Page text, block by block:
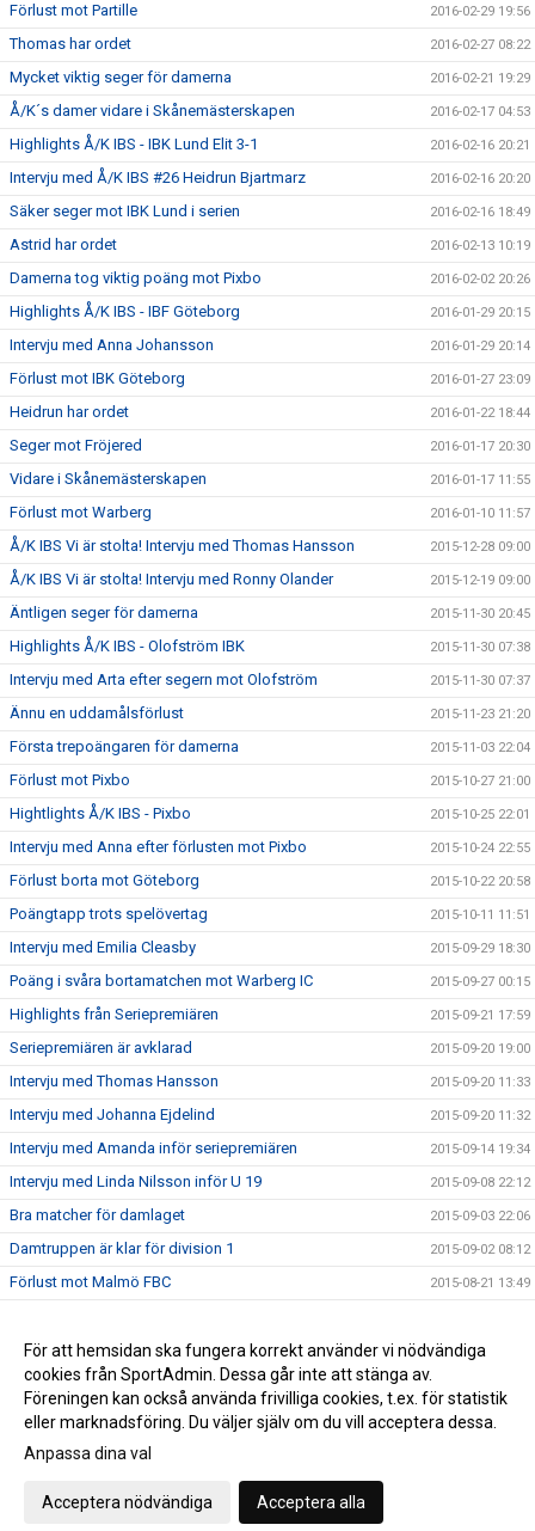
Förlust mot Partille 2016-02-29 19:56
Thomas har ordet 2016-02-27 08:22
Mycket viktig seger för damerna 2016-02-21 19:29
Å/K´s damer vidare i Skånemästerskapen 2016-02-17 04:53
Highlights Å/K IBS - IBK Lund Elit 3-1 2016-02-16 20:21
Intervju med Å/K IBS #26 Heidrun Bjartmarz 2016-02-16 20:20
Säker seger mot IBK Lund i serien 2016-02-16 18:49
Astrid har ordet 2016-02-13 10:19
Damerna tog viktig poäng mot Pixbo 2016-02-02 20:26
Highlights Å/K IBS - IBF Göteborg 2016-01-29 20:15
Intervju med Anna Johansson 2016-01-29 20:14
Förlust mot IBK Göteborg 2016-01-27 23:09
Heidrun har ordet 2016-01-22 18:44
Seger mot Fröjered 2016-01-17 20:30
Vidare i Skånemästerskapen 2016-01-17 11:55
Förlust mot Warberg 2016-01-10 11:57
Å/K IBS Vi är stolta! Intervju med Thomas Hansson 2015-12-28 09:00
Å/K IBS Vi är stolta! Intervju med Ronny Olander 2015-12-19 09:00
Äntligen seger för damerna 2015-11-30 20:45
Highlights Å/K IBS - Olofström IBK 2015-11-30 07:38
Intervju med Arta efter segern mot Olofström 2015-11-30 07:37
Ännu en uddamålsförlust 2015-11-23 21:20
Första trepoängaren för damerna 2015-11-03 22:04
Förlust mot Pixbo 2015-10-27 21:00
Hightlights Å/K IBS - Pixbo 2015-10-25 22:01
Intervju med Anna efter förlusten mot Pixbo 2015-10-24 22:55
Förlust borta mot Göteborg 2015-10-22 20:58
Poängtapp trots spelövertag 2015-10-11 11:51
Intervju med Emilia Cleasby 2015-09-29 18:30
Poäng i svåra bortamatchen mot Warberg IC 2015-09-27 00:15
Highlights från Seriepremiären 2015-09-21 17:59
Seriepremiären är avklarad 2015-09-20 19:00
Intervju med Thomas Hansson 2015-09-20 11:33
Intervju med Johanna Ejdelind 2015-09-20 11:32
Intervju med Amanda inför seriepremiären 2015-09-14 19:34
Intervju med Linda Nilsson inför U 19 2015-09-08 22:12
Bra matcher för damlaget 2015-09-03 22:06
Damtruppen är klar för division 1 2015-09-02 08:12
Förlust mot Malmö FBC 2015-08-21 13:49
Highlights Å/K IBS - Slovakien 8-6 2015-08-06 18:04
Seger i Vänskapsmatchen mot Slovakien 2015-08-06 10:16
Gå till Webbversion
För att hemsidan ska fungera korrekt använder vi nödvändiga
cookies från SportAdmin. Dessa går inte att stänga av.
Föreningen kan också använda frivilliga cookies, t.ex. för statistik
eller marknadsföring. Du väljer själv om du vill acceptera dessa.
Anpassa dina val
Acceptera nödvändiga Acceptera alla